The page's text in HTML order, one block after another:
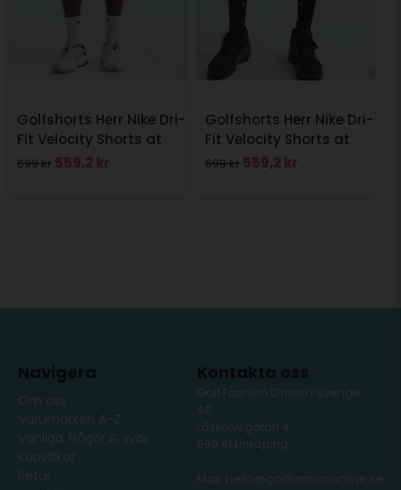
Golfshorts Herr Nike Dri-
Fit Velocity Shorts at
Knee Svart
699 kr 559,2 kr
Golfshorts Herr Nike Dri-
Fit Velocity Shorts at
Knee Navy
699 kr 559,2 kr
Om oss
Varumärken A-Z
Vanliga frågor & svar
Köpvillkor
Retur
Golf Fashion Online i Sverige
AB
Låskolvsgatan 4
589 41 Linköping
Mail: hello@golffashiononline.se